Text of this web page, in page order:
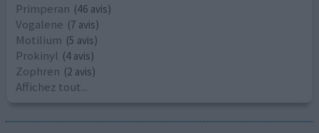
Primperan (46 avis)
Vogalene (7 avis)
Motilium (5 avis)
Prokinyl (4 avis)
Zophren (2 avis)
Affichez tout...